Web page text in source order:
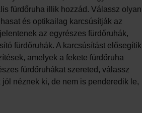
fürdőruha illik hozzád. Válassz olyan
és optikailag karcsúsítják az
az egyrészes fürdőruhák,
fürdőruhák. A karcsúsítást elősegítik
amelyek a fekete fürdőruha
fürdőruhákat szereted, válassz
néznek ki, de nem is penderedik le,